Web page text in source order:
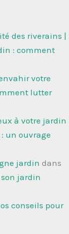
des riverains |
: comment
votre
lutter
à votre jardin
un ouvrage
jardin dans
jardin
conseils pour